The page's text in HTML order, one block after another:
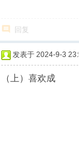
回复
发表于 2024-9-3
（上）喜欢成